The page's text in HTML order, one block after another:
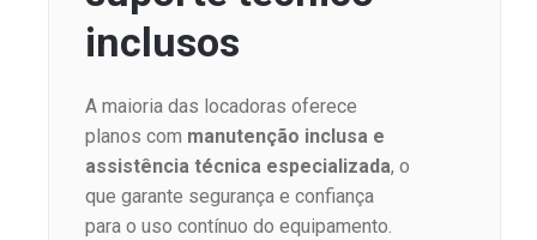
inclusos
A maioria das locadoras oferece
planos com manutenção inclusa e
assistência técnica especializada, o
que garante segurança e confiança
para o uso contínuo do equipamento.